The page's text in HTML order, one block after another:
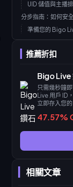
UID 儲值與主播
分步指南：如何安
準備您的 Bigo
確認您的鑽石餘額
折扣鑽石的經濟
在不違反 Bigo
在主播錦標賽中發
策略性送禮：掌
提升主播排名的
確保儲值期間的
推薦折扣
Bigo Live
只需幾秒鐘
Live 用戶 ID
立即存入您
47.57%
相關文章